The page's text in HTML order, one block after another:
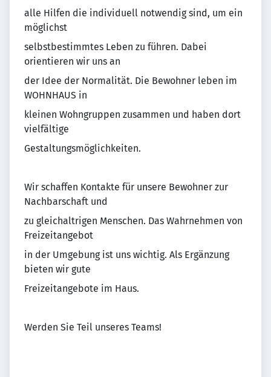
alle Hilfen die individuell notwendig sind, um ein
möglichst
selbstbestimmtes Leben zu führen. Dabei
orientieren wir uns an
der Idee der Normalität. Die Bewohner leben im
WOHNHAUS in
kleinen Wohngruppen zusammen und haben dort
vielfältige
Gestaltungsmöglichkeiten.
Wir schaffen Kontakte für unsere Bewohner zur
Nachbarschaft und
zu gleichaltrigen Menschen. Das Wahrnehmen von
Freizeitangebot
in der Umgebung ist uns wichtig. Als Ergänzung
bieten wir gute
Freizeitangebote im Haus.
Werden Sie Teil unseres Teams!